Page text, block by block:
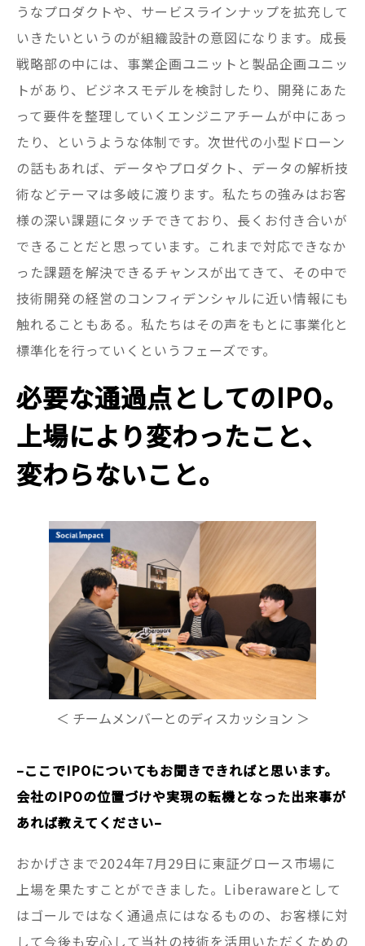
うなプロダクトや、サービスラインナップを拡充して
いきたいというのが組織設計の意図になります。成長
戦略部の中には、事業企画ユニットと製品企画ユニッ
トがあり、ビジネスモデルを検討したり、開発にあた
って要件を整理していくエンジニアチームが中にあっ
たり、というような体制です。次世代の小型ドローン
の話もあれば、データやプロダクト、データの解析技
術などテーマは多岐に渡ります。私たちの強みはお客
様の深い課題にタッチできており、長くお付き合いが
できることだと思っています。これまで対応できなか
った課題を解決できるチャンスが出てきて、その中で
技術開発の経営のコンフィデンシャルに近い情報にも
触れることもある。私たちはその声をもとに事業化と
標準化を行っていくというフェーズです。
必要な通過点としてのIPO。
上場により変わったこと、
変わらないこと。
＜ チームメンバーとのディスカッション ＞
–ここでIPOについてもお聞きできればと思います。
会社のIPOの位置づけや実現の転機となった出来事が
あれば教えてください–
おかげさまで2024年7月29日に東証グロース市場に
上場を果たすことができました。Liberawareとして
はゴールではなく通過点にはなるものの、お客様に対
して今後も安心して当社の技術を活用いただくための